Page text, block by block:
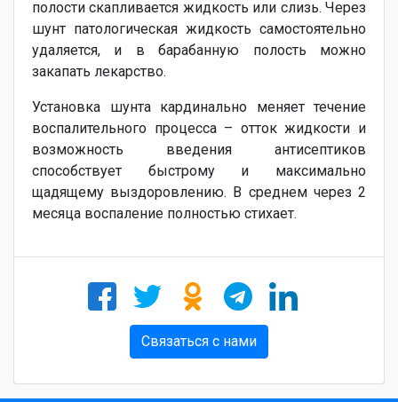
полости скапливается жидкость или слизь. Через
шунт патологическая жидкость самостоятельно
удаляется, и в барабанную полость можно
закапать лекарство.
Установка шунта кардинально меняет течение
воспалительного процесса – отток жидкости и
возможность введения антисептиков
способствует быстрому и максимально
щадящему выздоровлению. В среднем через 2
месяца воспаление полностью стихает.
Связаться с нами